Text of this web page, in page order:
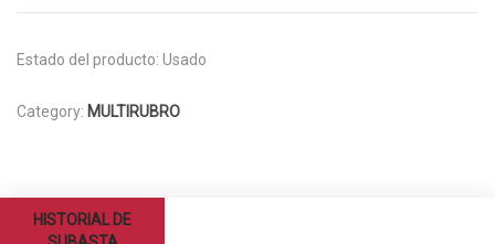
Estado del producto: Usado
Category: MULTIRUBRO
HISTORIAL DE